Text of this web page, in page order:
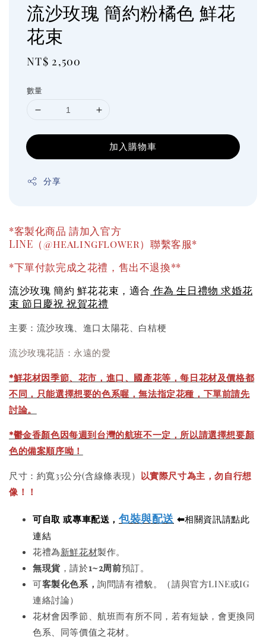
流沙玫瑰 簡約粉橘色 鮮花
花束
Regular
NT$ 2,500
數量
加入購物車
分享
*客製化商品 請加入官方
LINE（@healingflower）聯繫客服*
*下單付款完成之花禮，售出不退換**
流沙玫瑰 簡約 鮮花花束，適合 作為 生日禮物 求婚花
束 節日慶祝 祝賀花禮
主要：流沙玫瑰、進口太陽花、白桔梗
流沙玫瑰花語：永遠的愛
*鮮花材因季節、花市，進口、國產花等，每日花材及價格都
不同，只能選擇想要的色系喔，無法指定花種，下單前請先
討論。
*鬱金香顏色因每週到台灣的航班不一定，所以請選擇想要顏
色的備案順序呦！
尺寸：約寬35公分(含線條表現） 以實際尺寸為主，勿自行想
像！！
可自取 或專車配送， 包裝與配送 ⬅相關資訊請點此
連結
花禮為新鮮花材製作。
無現貨，請於1~2周前預訂。
可客製化色系，詢問請有禮貌。（請與官方LINE或IG
連絡討論）
花材會因季節、航班而有所不同，若有短缺，會更換同
色系、同等價值之花材。